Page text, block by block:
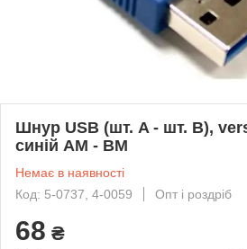
Шнур USB (шт. A - шт. В),
синій AM - BM
Немає в наявності
Код: 5-0737, 4-0059
Опт і роздріб
68 ₴